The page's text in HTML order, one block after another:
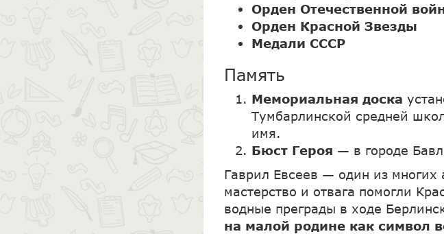
Орден Отечественной
Орден Красной Звезды
Медали СССР
Память
Мемориальная доска
Тумбарлинской средней
имя.
Бюст Героя — в городе
Гаврил Евсеев — один из многих
мастерство и отвага помогли
водные преграды в ходе
на малой родине как символ